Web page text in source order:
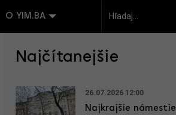
O YIM.BA
Najčítanejšie
26.07.2026 12:00
Najkrajšie námestie